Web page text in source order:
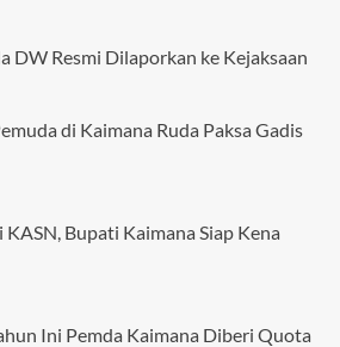
DW Resmi Dilaporkan ke Kejaksaan
di Kaimana Ruda Paksa Gadis
Bupati Kaimana Siap Kena
Ini Pemda Kaimana Diberi Quota